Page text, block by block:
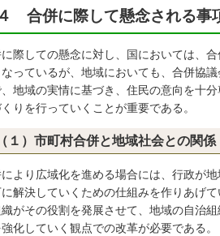
４ 合併に際して懸念される事
際しての懸念に対し、国においては、
なっているが、地域においても、合併協
、地域の実情に基づき、住民の意向を十
りを行っていくことが重要である。
（１）市町村合併と地域社会との関係
より広域化を進める場合には、行政が
解決していくための仕組みを作りあげ
織がその役割を発展させて、地域の自治
化していく観点での改革が必要である。